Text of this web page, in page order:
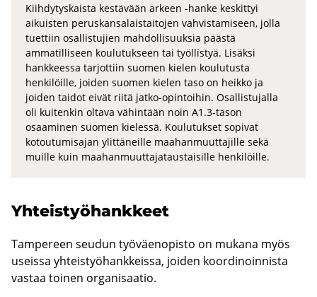
Kiihdytyskaista kestävään arkeen -hanke keskittyi
aikuisten peruskansalaistaitojen vahvistamiseen, jolla
tuettiin osallistujien mahdollisuuksia päästä
ammatilliseen koulutukseen tai työllistyä. Lisäksi
hankkeessa tarjottiin suomen kielen koulutusta
henkilöille, joiden suomen kielen taso on heikko ja
joiden taidot eivät riitä jatko-opintoihin. Osallistujalla
oli kuitenkin oltava vähintään noin A1.3-tason
osaaminen suomen kielessä. Koulutukset sopivat
kotoutumisajan ylittäneille maahanmuuttajille sekä
muille kuin maahanmuuttajataustaisille henkilöille.
Yh­teis­työ­hank­keet
Tampereen seudun työväenopisto on mukana myös
useissa yhteistyöhankkeissa, joiden koordinoinnista
vastaa toinen organisaatio.